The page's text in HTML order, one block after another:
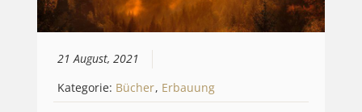
21 August, 2021
Kategorie: Bücher, Erbauung